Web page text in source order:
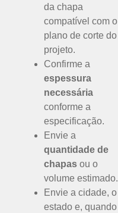
da chapa
compatível com o
plano de corte do
projeto.
Confirme a
espessura
necessária
conforme a
especificação.
Envie a
quantidade de
chapas ou o
volume estimado.
Envie a cidade, o
estado e, quando